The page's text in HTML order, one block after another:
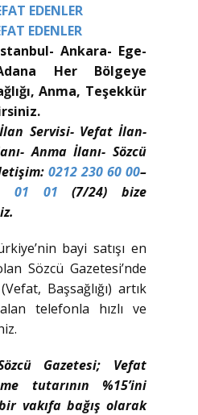
EDENLER
EDENLER
Ankara- Ege-
Her Bölgeye
Anma, Teşekkür
Servisi- Vefat İlan-
Anma İlanı- Sözcü
0212 230 60 00–
01 01 (7/24) bize
bayi satışı en
Sözcü Gazetesi’nde
Başsağlığı) artık
telefonla hızlı ve
Gazetesi; Vefat
tutarının %15’ini
vakıfa bağış olarak